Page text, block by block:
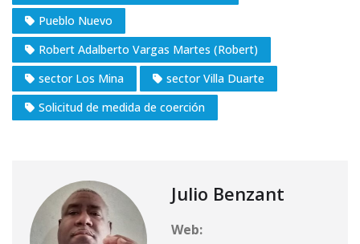
Pueblo Nuevo
Robert Adalberto Vargas Martes (Robert)
sector Los Mina
sector Villa Duarte
Solicitud de medida de coerción
Julio Benzant
Web: